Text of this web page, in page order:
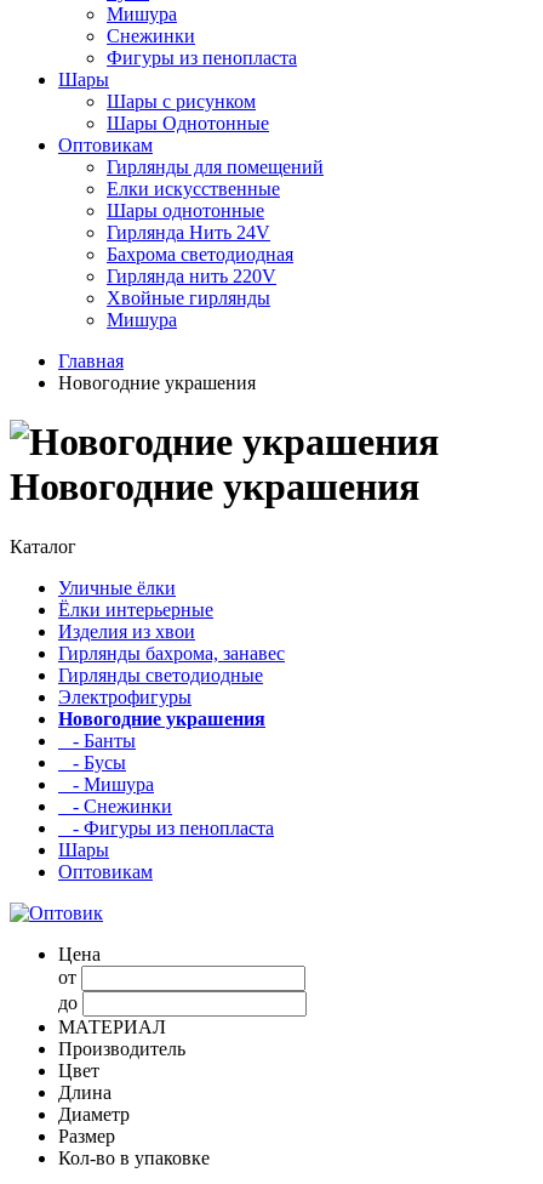
Мишура
Снежинки
Фигуры из пенопласта
Шары
Шары с рисунком
Шары Однотонные
Оптовикам
Гирлянды для помещений
Елки искусственные
Шары однотонные
Гирлянда Нить 24V
Бахрома светодиодная
Гирлянда нить 220V
Хвойные гирлянды
Мишура
Главная
Новогодние украшения
Новогодние украшения
Каталог
Уличные ёлки
Ёлки интерьерные
Изделия из хвои
Гирлянды бахрома, занавес
Гирлянды светодиодные
Электрофигуры
Новогодние украшения
- Банты
- Бусы
- Мишура
- Снежинки
- Фигуры из пенопласта
Шары
Оптовикам
Цена
от
до
МАТЕРИАЛ
Производитель
Цвет
Длина
Диаметр
Размер
Кол-во в упаковке